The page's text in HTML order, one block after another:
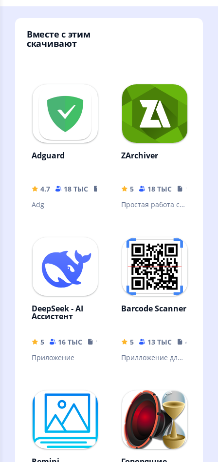
Вместе с этим
скачивают
Adguard
4.7 18 ТЫС
35.63 MB
Adg
ZArchiver
5 18 ТЫС
10.32 MB
Простая работа с
DeepSeek - AI
Ассистент
5 16 ТЫС
16.44 MB
Приложение
Barcode Scanner
5 13 ТЫС
4.04 MB
Прилложение для